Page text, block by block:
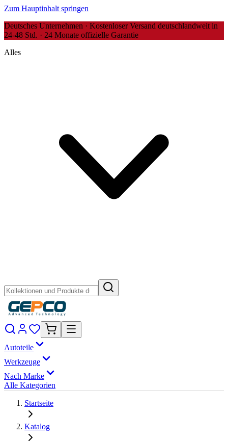
Zum Hauptinhalt springen
Deutsches Unternehmen · Kostenloser Versand deutschlandweit in
24-48 Std. · 24 Monate offizielle Garantie
Alles
Autoteile
Werkzeuge
Nach Marke
Alle Kategorien
Startseite
Katalog